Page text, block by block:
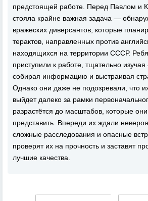
предстоящей работе. Перед Павлом и
стояла крайне важная задача —
вражеских диверсантов, которые
терактов, направленных против
находящихся на территории СССР.
приступили к работе, тщательно изучая
собирая информацию и выстраивая
Однако они даже не подозревали, что
выйдет далеко за рамки
разрастётся до масштабов, которые
представить. Впереди их ждали
сложные расследования и опасные
проверят их на прочность и заставят
лучшие качества.